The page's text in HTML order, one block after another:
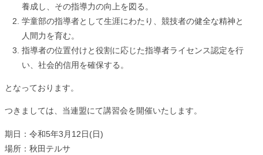
養成し、その指導力の向上を図る。
学童部の指導者として生涯にわたり、競技者の健全な精神と
人間力を育む。
指導者の位置付けと役割に応じた指導者ライセンス認定を行
い、社会的信用を確保する。
となっております。
つきましては、当連盟にて講習会を開催いたします。
期日：令和5年3月12日(日)
場所：秋田テルサ